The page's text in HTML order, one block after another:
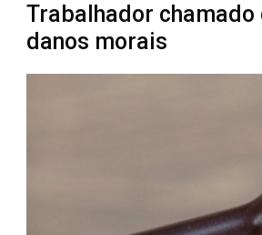
Trabalhador
danos morais